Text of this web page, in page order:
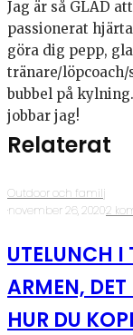
Jag är så GLAD
passionerat
göra dig pepp,
tränare/
bubbel på
jobbar jag!
Relaterat
Outdoor och familj
·november 26, 2020·2
UTELUNCH I
ARMEN,
HUR DU